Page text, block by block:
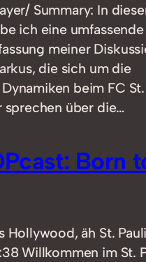
Summary: In
ich eine umfassende
meiner
die sich um die
beim FC St.
sprechen über die…
Born
Hollywood, äh St.
Willkommen im St.